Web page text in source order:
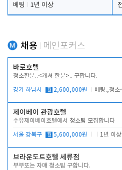
베팅
1년 이상
채용 메인포커스
바로호텔
청소한분..<캐셔 한분>.. 구합니다.
경기 하남시 월 2,600,000원
제이베이 관광호텔
수유제이베이호텔에서 청소팀 모집합니다
서울 강북구 월 5,600,000원 1년 이상
브라운도트호텔 세류점
부부또는 자매 청소팀 구합니다.